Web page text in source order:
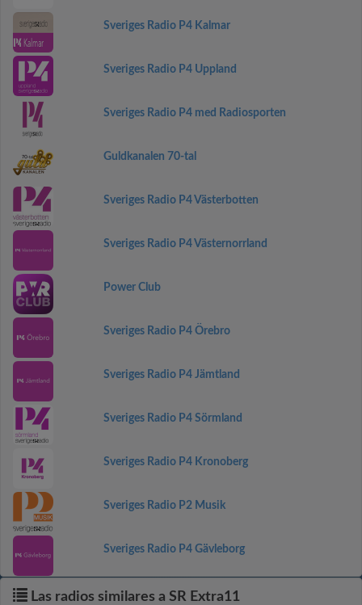
Sveriges Radio P4 Kalmar
Sveriges Radio P4 Uppland
Sveriges Radio P4 med Radiosporten
Guldkanalen 70-tal
Sveriges Radio P4 Västerbotten
Sveriges Radio P4 Västernorrland
Power Club
Sveriges Radio P4 Örebro
Sveriges Radio P4 Jämtland
Sveriges Radio P4 Sörmland
Sveriges Radio P4 Kronoberg
Sveriges Radio P2 Musik
Sveriges Radio P4 Gävleborg
Las radios similares a SR Extra11